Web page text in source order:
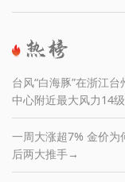
台风“白海豚”在浙江
中心附近最大风力14级
一周大涨超7% 金价为
后两大推手→